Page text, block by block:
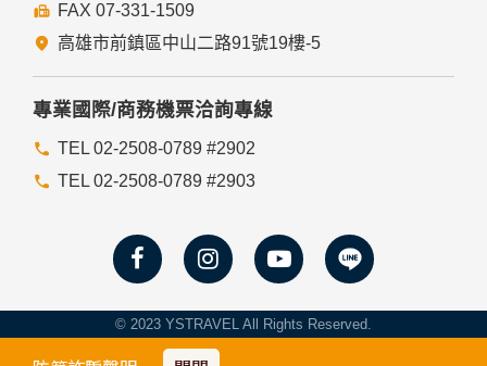
FAX 07-331-1509
高雄市前鎮區中山二路91號19樓-5
專業國際/商務機票洽詢專線
TEL 02-2508-0789 #2902
TEL 02-2508-0789 #2903
© 2023 YSTRAVEL All Rights Reserved.